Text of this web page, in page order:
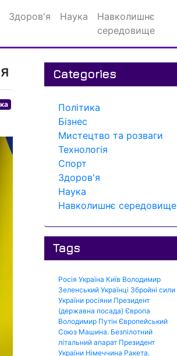
Здоров'я Наука
Навколишнє
середовище
Categories
Політика
Бізнес
Мистецтво та розваги
Технологія
Спорт
Здоров'я
Наука
Навколишнє середовище
Tags
Росія Україна Київ Володимир
Зеленський Українці Збройні сили
України росіяни Президент
(державна посада) Європа
Володимир Путін Європейський
Союз Машина. Безпілотний
літальний апарат Президент
України Німеччина Ракета.